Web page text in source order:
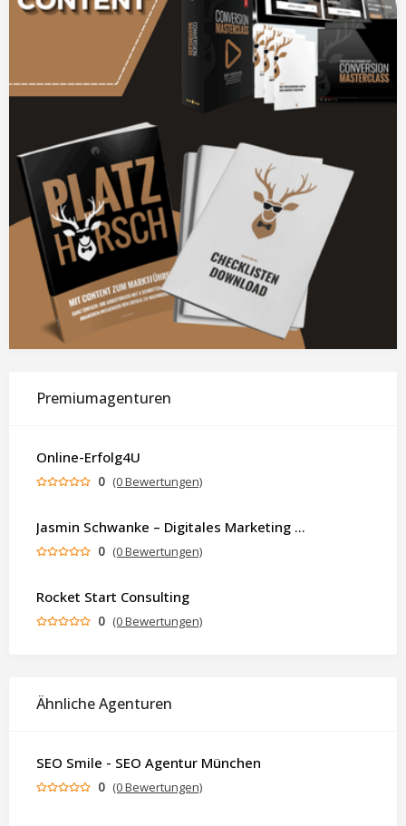
Premiumagenturen
Online-Erfolg4U
0 (0 Bewertungen)
Jasmin Schwanke – Digitales Marketing & KI-gestützte Contenterstellung
0 (0 Bewertungen)
Rocket Start Consulting
0 (0 Bewertungen)
Ähnliche Agenturen
SEO Smile - SEO Agentur München
0 (0 Bewertungen)